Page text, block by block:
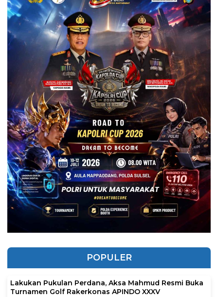
POPULER
Lakukan Pukulan Perdana, Aksa Mahmud Resmi Buka
Turnamen Golf Rakerkonas APINDO XXXV